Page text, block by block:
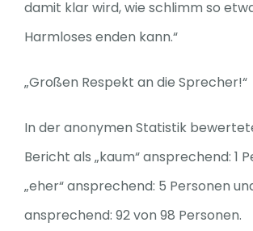
damit klar wird, wie schlimm so
Harmloses enden kann.“
„Großen Respekt an die Sprecher!“
In der anonymen Statistik
Bericht als „kaum“ ansprechend: 1
„eher“ ansprechend: 5 Personen
ansprechend: 92 von 98 Personen.